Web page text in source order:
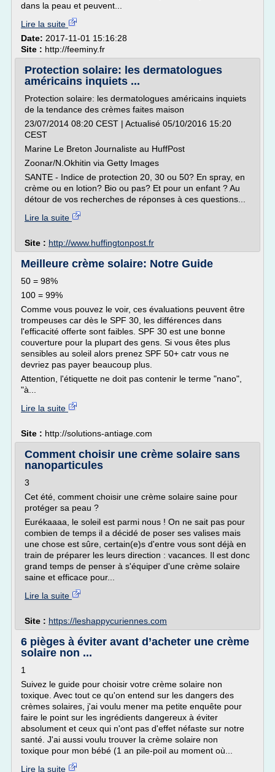
dans la peau et peuvent...
Lire la suite
Date: 2017-11-01 15:16:28
Site : http://feeminy.fr
Protection solaire: les dermatologues
américains inquiets ...
Protection solaire: les dermatologues américains inquiets
de la tendance des crèmes faites maison
23/07/2014 08:20 CEST | Actualisé 05/10/2016 15:20
CEST
Marine Le Breton Journaliste au HuffPost
Zoonar/N.Okhitin via Getty Images
SANTE - Indice de protection 20, 30 ou 50? En spray, en
crème ou en lotion? Bio ou pas? Et pour un enfant ? Au
détour de vos recherches de réponses à ces questions...
Lire la suite
Site : http://www.huffingtonpost.fr
Meilleure crème solaire: Notre Guide
50 = 98%
100 = 99%
Comme vous pouvez le voir, ces évaluations peuvent être
trompeuses car dès le SPF 30, les différences dans
l'efficacité offerte sont faibles. SPF 30 est une bonne
couverture pour la plupart des gens. Si vous êtes plus
sensibles au soleil alors prenez SPF 50+ catr vous ne
devriez pas payer beaucoup plus.
Attention, l'étiquette ne doit pas contenir le terme "nano",
"à...
Lire la suite
Site : http://solutions-antiage.com
Comment choisir une crème solaire sans
nanoparticules
3
Cet été, comment choisir une crème solaire saine pour
protéger sa peau ?
Eurékaaaa, le soleil est parmi nous ! On ne sait pas pour
combien de temps il a décidé de poser ses valises mais
une chose est sûre, certain(e)s d'entre vous sont déjà en
train de préparer les leurs direction : vacances. Il est donc
grand temps de penser à s'équiper d'une crème solaire
saine et efficace pour...
Lire la suite
Site : https://leshappycuriennes.com
6 pièges à éviter avant d’acheter une crème
solaire non ...
1
Suivez le guide pour choisir votre crème solaire non
toxique. Avec tout ce qu'on entend sur les dangers des
crèmes solaires, j'ai voulu mener ma petite enquête pour
faire le point sur les ingrédients dangereux à éviter
absolument et ceux qui n'ont pas d'effet néfaste sur notre
santé. J'ai aussi voulu trouver la crème solaire non
toxique pour mon bébé (1 an pile-poil au moment où...
Lire la suite